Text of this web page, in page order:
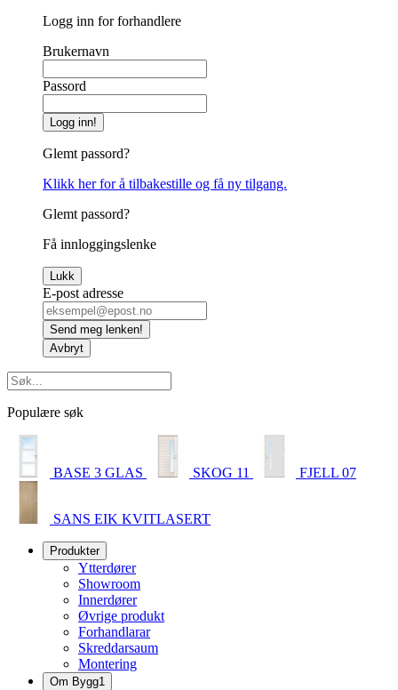
Logg inn for forhandlere
Brukernavn
Passord
Logg inn!
Glemt passord?
Klikk her for å tilbakestille og få ny tilgang.
Glemt passord?
Få innloggingslenke
Lukk
E-post adresse
Send meg lenken!
Avbryt
Populære søk
BASE 3 GLAS SKOG 11 FJELL 07
SANS EIK KVITLASERT
Produkter
Ytterdører
Showroom
Innerdører
Øvrige produkt
Forhandlarar
Skreddarsaum
Montering
Om Bygg1